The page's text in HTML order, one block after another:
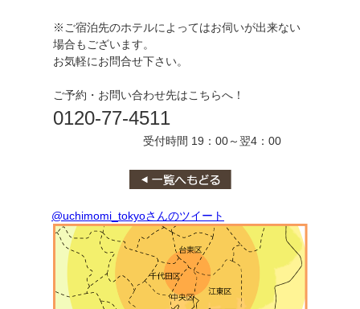
※ご宿泊先のホテルによってはお伺いが出来ない
場合もございます。
お気軽にお問合せ下さい。
ご予約・お問い合わせ先はこちらへ！
0120-77-4511
受付時間 19：00～翌4：00
@uchimomi_tokyoさんのツイート